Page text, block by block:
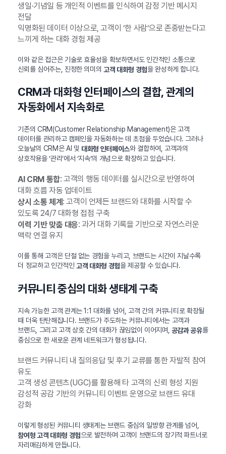
생일·기념일 등 개인적 이벤트를 인식하여 감정 기반 메시지
전달
익명화된 데이터 이상으로, 고객이 ‘한 사람’으로 존중받는다고
느끼게 하는 대화 경험 제공
이와 같은 접근은 기술로 효율성을 확보하면서도 인간적인 소통으로
신뢰를 심어주는, 진정한 의미의 고객 대화형 경험을 완성하게 합니다.
CRM과 대화형 인터페이스의 결합, 관계의
자동화에서 지속화로
기존의 CRM(Customer Relationship Management)은 고객
데이터를 관리하고 캠페인을 자동화하는 데 초점을 두었습니다. 그러나
오늘날의 CRM은 AI 및 대화형 인터페이스와 결합하여, 고객과의
상호작용을 ‘관리’에서 ‘지속’의 개념으로 확장하고 있습니다.
AI CRM 통합: 고객의 행동 데이터를 실시간으로 반영하여
대화 흐름 자동 업데이트
상시 소통 체계 : 고객이 언제든 브랜드와 대화를 시작할 수
있도록 24/7 대화형 접점 구축
이력 기반 맞춤 대응: 과거 대화 기록을 기반으로 자연스러운
맥락 연결 유지
이를 통해 고객은 단절 없는 경험을 누리고, 브랜드는 시간이 지날수록
더 정교하고 인간적인고객 대화형 경험을 제공할 수 있습니다.
커뮤니티 중심의 대화 생태계 구축
지속 가능한 고객 관계는 1:1 대화를 넘어, 고객 간의 커뮤니티로 확장될
때 더욱 탄탄해집니다. 브랜드가 주도하는 커뮤니티에서는 고객과
브랜드, 그리고 고객 상호 간의 대화가 끊임없이 이어지며, 공감과 공유를
중심으로 한 새로운 관계 네트워크가 형성됩니다.
브랜드 커뮤니티 내 질의응답 및 후기 교류를 통한 자발적 참여
유도
고객 생성 콘텐츠(UGC)를 활용해 타 고객의 신뢰 형성 지원
감성적 공감 기반의 커뮤니티 이벤트 운영으로 브랜드 유대
강화
이렇게 형성된 커뮤니티 생태계는 브랜드 중심의 일방향 관계를 넘어,
참여형 고객 대화형 경험으로 발전하며 고객이 브랜드의 장기적 파트너로
자리매김하게 만듭니다.